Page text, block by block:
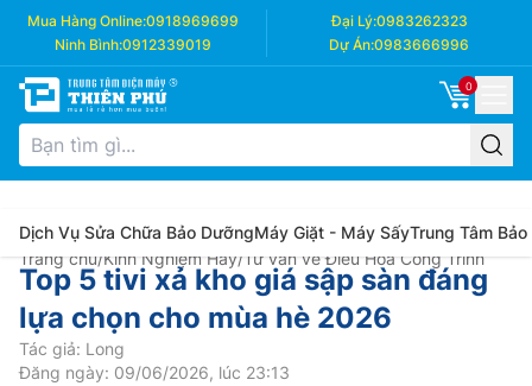
Mua Hàng Online:0918969699 Đại Lý:0983262323
Ninh Bình:0912339019 Dự Án:0983666996
0
Dịch Vụ Sửa Chữa Bảo DưỡngMáy Giặt - Máy SấyTrung Tâm Bảo
Trang chủ/Kinh Nghiệm Hay/Tư vấn về Điều Hòa Công Trình
Top 5 tivi xả kho giá sập sàn đáng
lựa chọn cho mùa hè 2026
Tác giả: Long
Đăng ngày: 09/06/2026, lúc 23:13